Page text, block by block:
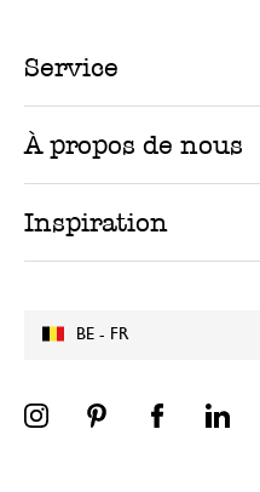
BE - FR
Service
À propos de nous
Inspiration